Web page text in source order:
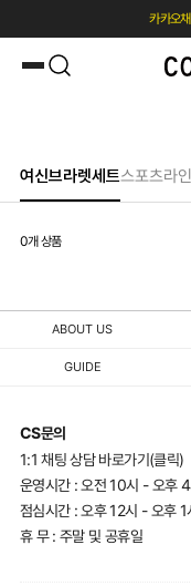
카카오
첫 구
여신브라렛세트스포츠라인
0개 상품
ABOUT US
GUIDE
CS문의
1:1 채팅 상담 바로가기(클릭)
운영시간 : 오전 10시 - 오후
점심시간 : 오후 12시 - 오후 1
휴 무 : 주말 및 공휴일